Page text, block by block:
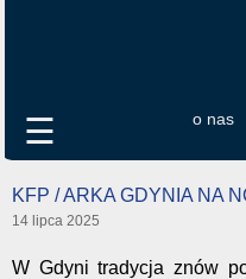
o nas
☰
KFP / ARKA GDYNIA NA
14 lipca 2025
W Gdyni tradycja znów